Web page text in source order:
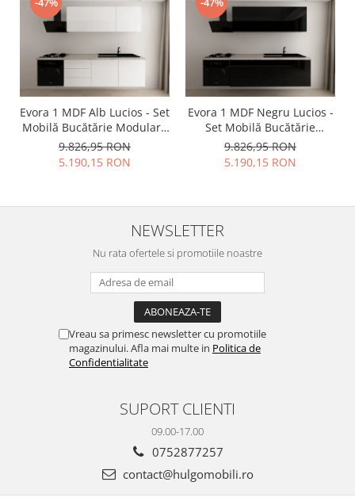
Evora 1 MDF Alb Lucios - Set
Mobilă Bucătărie Modulară
Modernă MDF 3.6m
Premium Configurabilă
Deschidere Prin Apăsare
Design Integral Suspendat
9.826,95 RON
5.190,15 RON
Evora 1 MDF Negru Lucios -
Set Mobilă Bucătărie
Modulară Modernă MDF
3.6m Premium
Configurabilă Deschidere
Mânere/Push to Open
Personalizabil - Hulgo
Mobili
9.826,95 RON
5.190,15 RON
NEWSLETTER
Nu rata ofertele si promotiile noastre
Vreau sa primesc newsletter cu promotiile
magazinului. Afla mai multe in Politica de
Confidentialitate
SUPORT CLIENTI
09.00-17.00
0752877257
contact@hulgomobili.ro